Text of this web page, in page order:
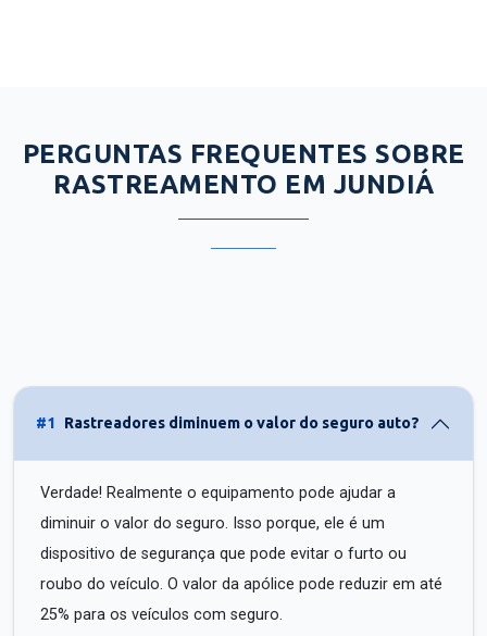
PERGUNTAS FREQUENTES SOBRE
RASTREAMENTO EM JUNDIÁ
#1 Rastreadores diminuem o valor do seguro auto?
Verdade! Realmente o equipamento pode ajudar a
diminuir o valor do seguro. Isso porque, ele é um
dispositivo de segurança que pode evitar o furto ou
roubo do veículo. O valor da apólice pode reduzir em até
25% para os veículos com seguro.